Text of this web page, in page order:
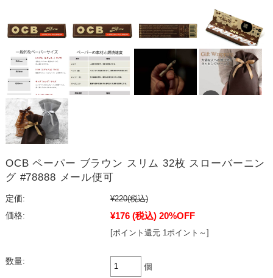
OCB ペーパー ブラウン スリム 32枚 スローバーニン
グ #78888 メール便可
定価: ¥220(税込)
価格:
¥176 (税込) 20%OFF
[ポイント還元 1ポイント～]
数量:
個